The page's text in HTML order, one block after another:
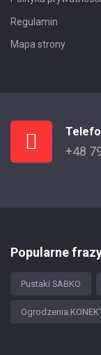
Regulamin
Mapa strony
+48
Popularne
Pustaki SABKO
Ogrodzenia